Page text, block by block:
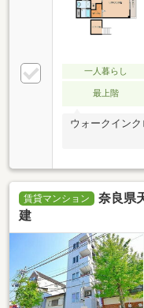
一人暮らし
最上階
ウォークイン
賃貸マンション
奈良県
建